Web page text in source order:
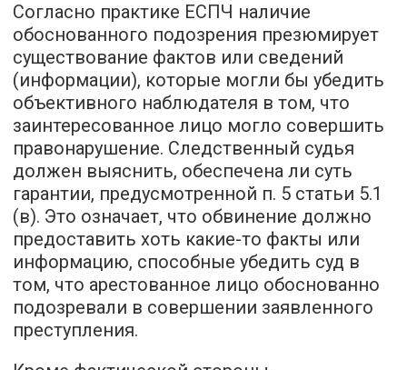
Согласно практике ЕСПЧ наличие
обоснованного подозрения презюмирует
существование фактов или сведений
(информации), которые могли бы убедить
объективного наблюдателя в том, что
заинтересованное лицо могло совершить
правонарушение. Следственный судья
должен выяснить, обеспечена ли суть
гарантии, предусмотренной п. 5 статьи 5.1
(в). Это означает, что обвинение должно
предоставить хоть какие-то факты или
информацию, способные убедить суд в
том, что арестованное лицо обоснованно
подозревали в совершении заявленного
преступления.